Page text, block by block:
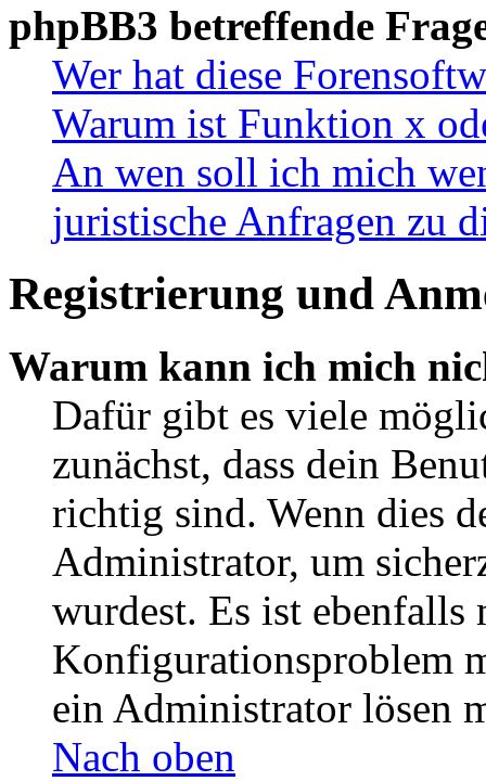
phpBB3 betreffende
Wer hat diese
Warum ist Funktion x
An wen soll ich mich
juristische Anfragen zu
Registrierung und
Warum kann ich mich
Dafür gibt es viele
zunächst, dass dein
richtig sind. Wenn dies
Administrator, um
wurdest. Es ist ebenfalls
Konfigurationsproblem
ein Administrator lösen
Nach oben